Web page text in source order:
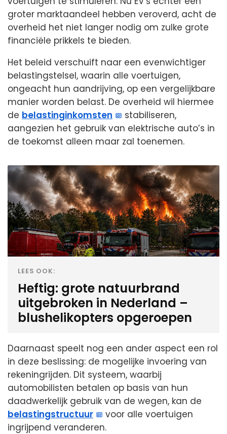
groter marktaandeel hebben veroverd, acht de
overheid het niet langer nodig om zulke grote
financiële prikkels te bieden.
Het beleid verschuift naar een evenwichtiger
belastingstelsel, waarin alle voertuigen,
ongeacht hun aandrijving, op een vergelijkbare
manier worden belast. De overheid wil hiermee
de belastinginkomsten
stabiliseren,
aangezien het gebruik van elektrische auto’s in
de toekomst alleen maar zal toenemen.
LEES OOK:
Heftig: grote natuurbrand
uitgebroken in Nederland –
blushelikopters opgeroepen
Daarnaast speelt nog een ander aspect een rol
in deze beslissing: de mogelijke invoering van
rekeningrijden. Dit systeem, waarbij
automobilisten betalen op basis van hun
daadwerkelijk gebruik van de wegen, kan de
belastingstructuur
voor alle voertuigen
ingrijpend veranderen.